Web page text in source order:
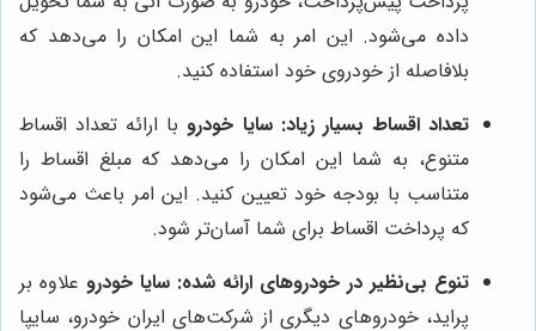
داده می‌شود. این امر به شما این امکان را می‌دهد که
بلافاصله از خودروی خود استفاده کنید.
تعداد اقساط بسیار زیاد: سایا خودروبا ارائه تعداد اقساط
متنوع، به شما این امکان را می‌دهد که مبلغ اقساط را
متناسب با بودجه خود تعیین کنید. این امر باعث می‌شود
که پرداخت اقساط برای شما آسان‌تر شود.
تنوع بی‌نظیر در خودروهای ارائه شده: سایا خودرو علاوه بر
پراید، خودروهای دیگری از شرکت‌های ایران خودرو، سایپا